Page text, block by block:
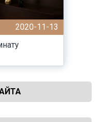
2020-11-13